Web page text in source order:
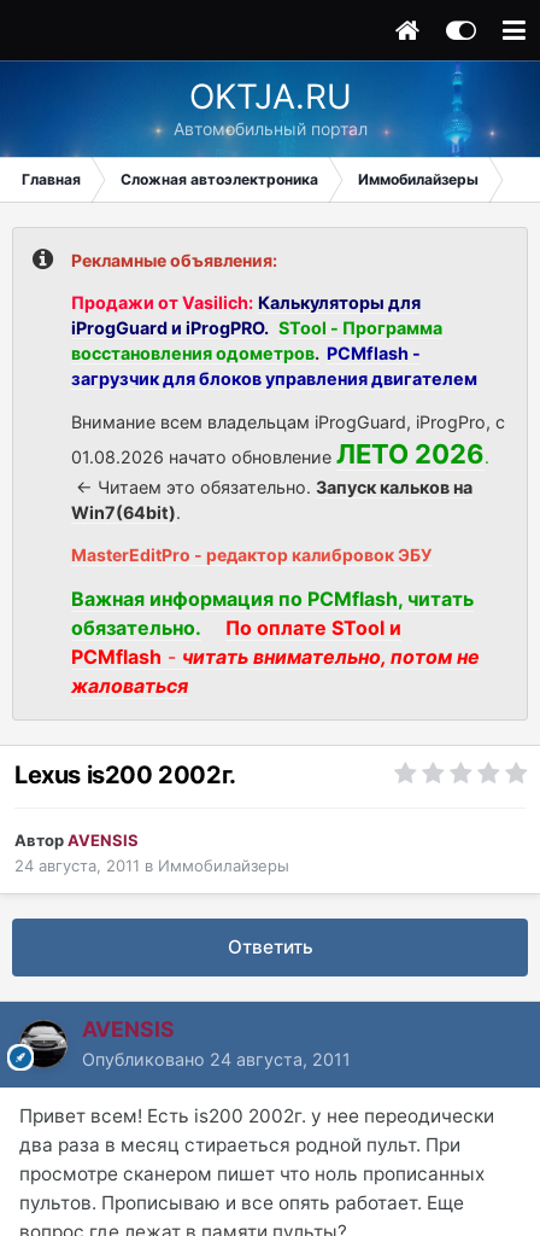
OKTJA.RU
Автомобильный портал
Главная Сложная автоэлектроника Иммобилайзеры
Рекламные объявления:
Продажи от Vasilich: Калькуляторы для
iProgGuard и iProgPRO. STool - Программа
восстановления одометров. PCMflash -
загрузчик для блоков управления двигателем
Внимание всем владельцам iProgGuard, iProgPro, с
01.08.2026 начато обновление ЛЕТО 2026.
<- Читаем это обязательно. Запуск кальков на
Win7(64bit).
MasterEditPro - редактор калибровок ЭБУ
Важная информация по PCMflash, читать
обязательно.
По оплате STool и
PCMflash - читать внимательно, потом не
жаловаться
Lexus is200 2002г.
АвторAVENSIS
24 августа, 2011 в Иммобилайзеры
Ответить
AVENSIS
Опубликовано 24 августа, 2011
Привет всем! Есть is200 2002г. у нее переодически
два раза в месяц стираеться родной пульт. При
просмотре сканером пишет что ноль прописанных
пультов. Прописываю и все опять работает. Еще
вопрос где лежат в памяти пульты?